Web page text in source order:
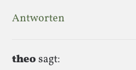
Antworten
theosagt: